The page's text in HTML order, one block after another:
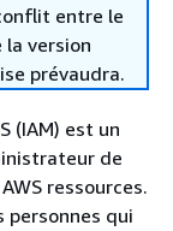
entre le
version
prévaudra.
(IAM) est un
de
ressources.
personnes qui